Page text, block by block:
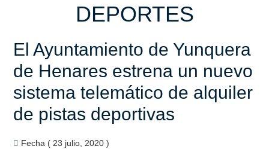
DEPORTES
El Ayuntamiento de Yunquera
de Henares estrena un nuevo
sistema telemático de alquiler
de pistas deportivas
Fecha ( 23 julio, 2020 )